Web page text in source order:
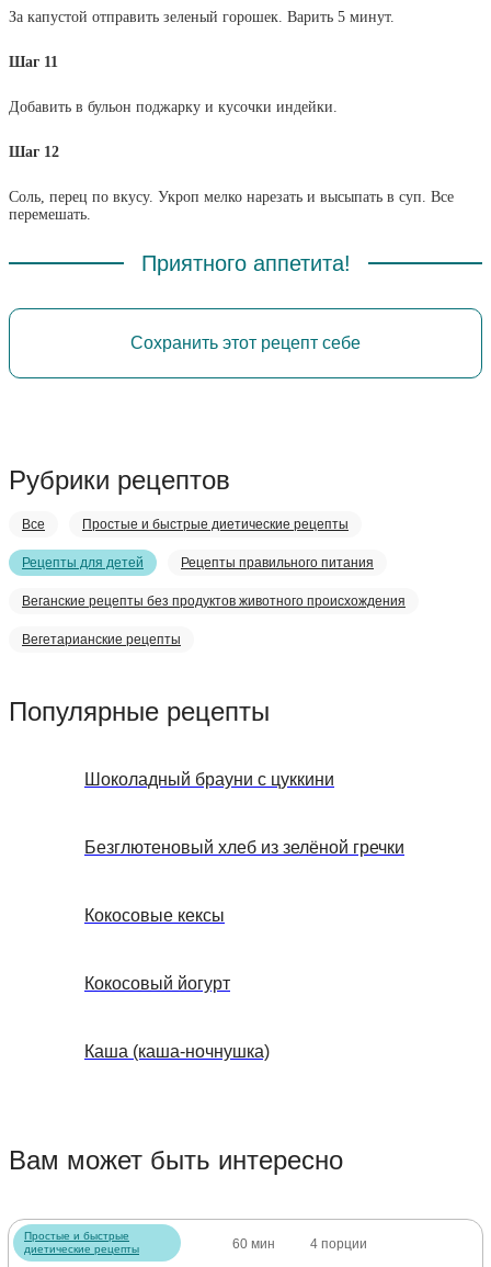
За капустой отправить зеленый горошек. Варить 5 минут.
Шаг 11
Добавить в бульон поджарку и кусочки индейки.
Шаг 12
Соль, перец по вкусу. Укроп мелко нарезать и высыпать в суп. Все
перемешать.
Приятного аппетита!
Сохранить этот рецепт себе
Рубрики рецептов
Все Простые и быстрые диетические рецепты
Рецепты для детей Рецепты правильного питания
Веганские рецепты без продуктов животного происхождения
Вегетарианские рецепты
Популярные рецепты
Шоколадный брауни с цуккини
Безглютеновый хлеб из зелёной гречки
Кокосовые кексы
Кокосовый йогурт
Каша (каша-ночнушка)
Вам может быть интересно
Простые и быстрые
диетические рецепты
60 мин 4 порции